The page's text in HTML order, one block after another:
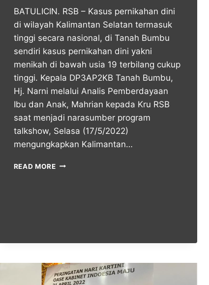
BATULICIN. RSB – Kasus pernikahan dini
di wilayah Kalimantan Selatan termasuk
tinggi secara nasional, di Tanah Bumbu
sendiri kasus pernikahan dini yakni
menikah di bawah usia 19 terbilang cukup
tinggi. Kepala DP3AP2KB Tanah Bumbu,
Hj. Narni melalui Analis Pemberdayaan
Ibu dan Anak, Mahrian kepada Kru RSB
saat menjadi narasumber program
talkshow, Selasa (17/5/2022)
mengungkapkan Kalimantan…
READ MORE